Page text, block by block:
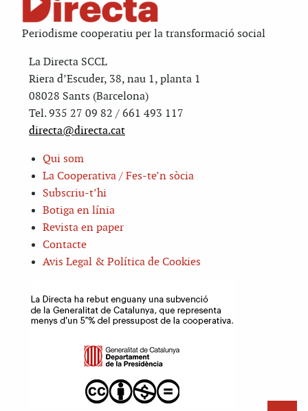
Periodisme cooperatiu per la transformació social
La Directa SCCL
Riera d’Escuder, 38, nau 1, planta 1
08028 Sants (Barcelona)
Tel. 935 27 09 82 / 661 493 117
directa@directa.cat
Qui som
La Cooperativa / Fes-te’n sòcia
Subscriu-t’hi
Botiga en línia
Revista en paper
Contacte
Avis Legal & Política de Cookies